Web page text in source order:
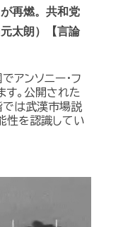
再燃。共和党
太朗）【言論
アンソニー・フ
す。公開された
では武漢市場説
性を認識してい